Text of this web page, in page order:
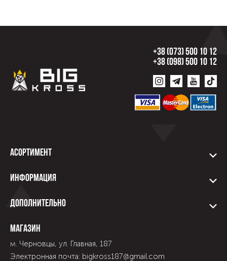
+38 (073) 500 10 12
+38 (098) 500 10 12
Асортимент
Информация
Дополнительно
Магазин
м. Черновцы, ул. Главная, 187
Электронная почта: bigkross187@gmail.com